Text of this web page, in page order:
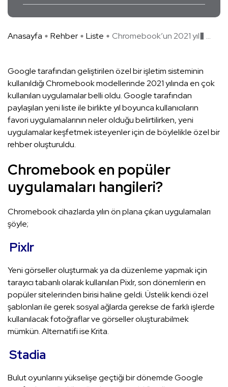
Anasayfa Rehber Liste Chromebook’un 2021 yıl� ...
Google tarafından geliştirilen özel bir işletim sisteminin
kullanıldığı Chromebook modellerinde 2021 yılında en çok
kullanılan uygulamalar belli oldu. Google tarafından
paylaşılan yeni liste ile birlikte yıl boyunca kullanıcıların
favori uygulamalarının neler olduğu belirtilirken, yeni
uygulamalar keşfetmek isteyenler için de böylelikle özel bir
rehber oluşturuldu.
Chromebook en popüler
uygulamaları hangileri?
Chromebook cihazlarda yılın ön plana çıkan uygulamaları
şöyle;
Pixlr
Yeni görseller oluşturmak ya da düzenleme yapmak için
tarayıcı tabanlı olarak kullanılan Pixlr, son dönemlerin en
popüler sitelerinden birisi haline geldi. Üstelik kendi özel
şablonları ile gerek sosyal ağlarda gerekse de farklı işlerde
kullanılacak fotoğraflar ve görseller oluşturabilmek
mümkün. Alternatifi ise Krita.
Stadia
Bulut oyunlarını yükselişe geçtiği bir dönemde Google